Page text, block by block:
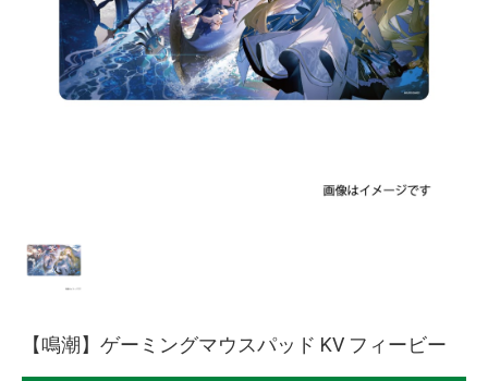
【鳴潮】ゲーミングマウスパッド KV フィービー